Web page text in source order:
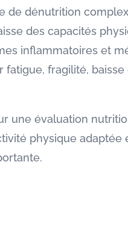
de dénutrition
des capacités
inflammatoires et
fatigue, fragilité,
une évaluation
physique adaptée